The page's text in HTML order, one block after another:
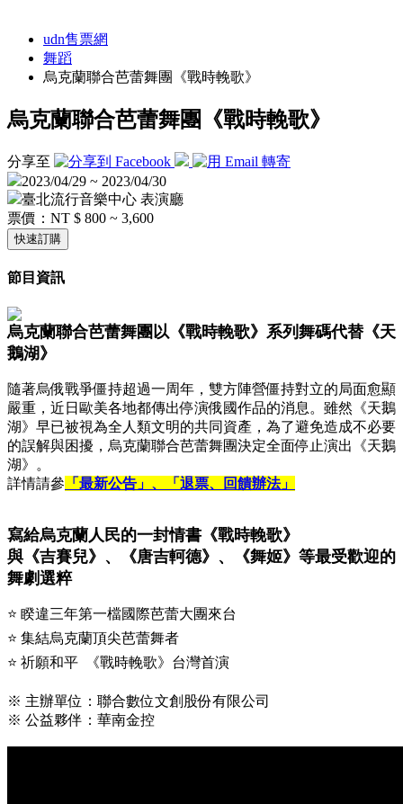
udn售票網
舞蹈
烏克蘭聯合芭蕾舞團《戰時輓歌》
烏克蘭聯合芭蕾舞團《戰時輓歌》
分享至
2023/04/29 ~ 2023/04/30
臺北流行音樂中心 表演廳
票價： NT $ 800 ~ 3,600
快速訂購
節目資訊
烏克蘭聯合芭蕾舞團以《戰時輓歌》系列舞碼代替《天
鵝湖》
隨著烏俄戰爭僵持超過一周年，雙方陣營僵持對立的局面愈顯
嚴重，近日歐美各地都傳出停演俄國作品的消息。雖然《天鵝
湖》早已被視為全人類文明的共同資產，為了避免造成不必要
的誤解與困擾，烏克蘭聯合芭蕾舞團決定全面停止演出《天鵝
湖》。
詳情請參 「最新公告」、「退票、回饋辦法」
寫給烏克蘭人民的一封情書《戰時輓歌》
與《吉賽兒》、《唐吉軻德》、《舞姬》等最受歡迎的
舞劇選粹
⭐ 睽違三年第一檔國際芭蕾大團來台
⭐ 集結烏克蘭頂尖芭蕾舞者
⭐ 祈願和平 《戰時輓歌》台灣首演
※ 主辦單位：聯合數位文創股份有限公司
※ 公益夥伴：華南金控